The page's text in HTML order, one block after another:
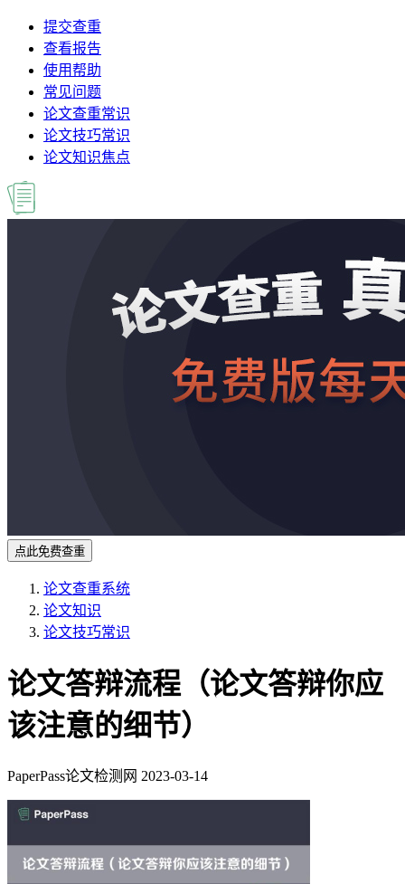
提交查重
查看报告
使用帮助
常见问题
论文查重常识
论文技巧常识
论文知识焦点
点此免费查重
论文查重系统
论文知识
论文技巧常识
论文答辩流程（论文答辩你应
该注意的细节）
PaperPass论文检测网 2023-03-14